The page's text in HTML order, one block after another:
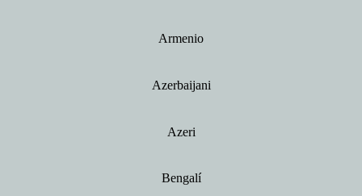
Armenio
Azerbaijani
Azeri
Bengalí